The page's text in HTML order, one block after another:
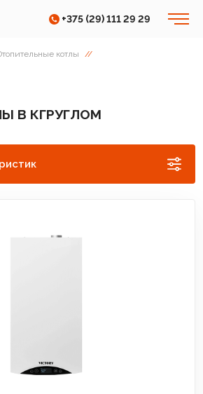
+375 (29) 111 29 29
котлы
//
В КГРУГЛОМ